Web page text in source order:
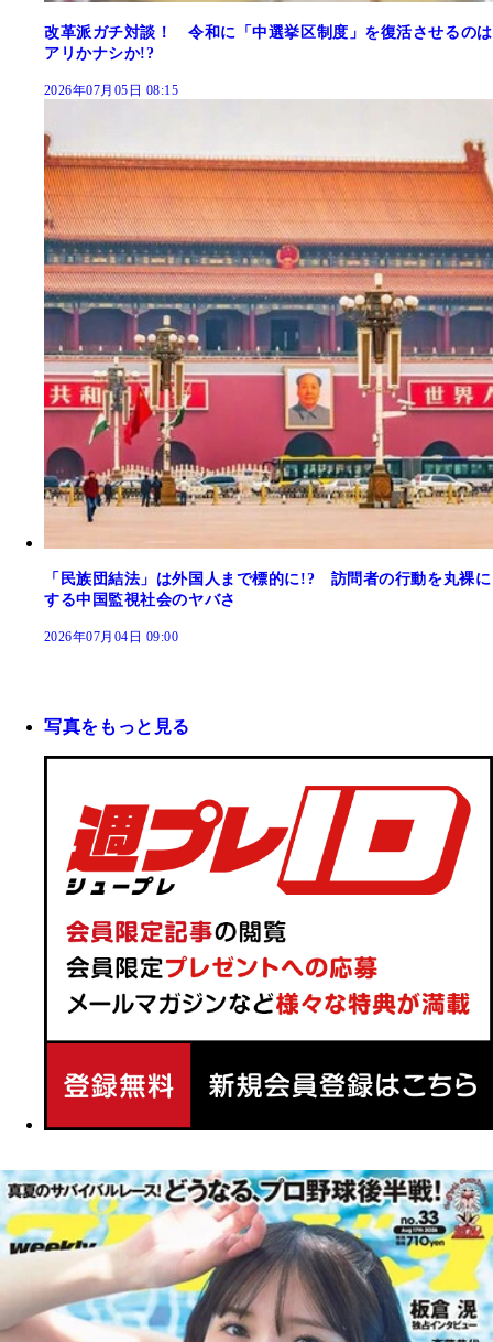
改革派ガチ対談！ 令和に「中選挙区制度」を復活させるのは
アリかナシか!?
2026年07月05日 08:15
「民族団結法」は外国人まで標的に!? 訪問者の行動を丸裸に
する中国監視社会のヤバさ
2026年07月04日 09:00
写真をもっと見る